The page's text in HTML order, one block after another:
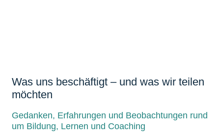
Was uns beschäftigt – und was wir teilen
möchten
Gedanken, Erfahrungen und Beobachtungen rund
um Bildung, Lernen und Coaching